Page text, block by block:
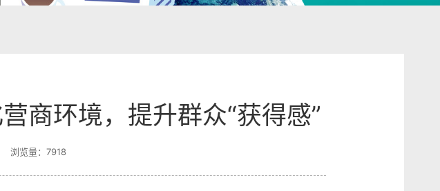
商环境，提升群众“获得感”
览量：7918